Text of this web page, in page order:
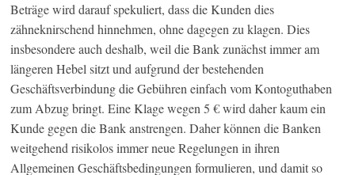
Beträge wird darauf spekuliert, dass die Kunden dies
zähneknirschend hinnehmen, ohne dagegen zu klagen. Dies
insbesondere auch deshalb, weil die Bank zunächst immer am
längeren Hebel sitzt und aufgrund der bestehenden
Geschäftsverbindung die Gebühren einfach vom Kontoguthaben
zum Abzug bringt. Eine Klage wegen 5 € wird daher kaum ein
Kunde gegen die Bank anstrengen. Daher können die Banken
weitgehend risikolos immer neue Regelungen in ihren
Allgemeinen Geschäftsbedingungen formulieren, und damit so